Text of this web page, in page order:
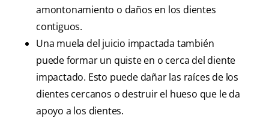
amontonamiento o daños en los dientes
contiguos.
Una muela del juicio impactada también
puede formar un quiste en o cerca del diente
impactado. Esto puede dañar las raíces de los
dientes cercanos o destruir el hueso que le da
apoyo a los dientes.